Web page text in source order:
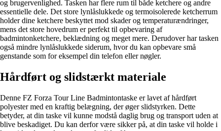
og brugervenlighed. Tasken har flere rum til både ketchere og andre
essentielle dele. Det store lynlåslukkede og termoisolerede ketcherrum
holder dine ketchere beskyttet mod skader og temperaturændringer,
mens det store hovedrum er perfekt til opbevaring af
badmintonketchere, beklædning og meget mere. Derudover har tasken
også mindre lynlåslukkede siderum, hvor du kan opbevare små
genstande som for eksempel din telefon eller nøgler.
Hårdført og slidstærkt materiale
Denne FZ Forza Tour Line Badmintontaske er lavet af hårdført
polyester med en kraftig belægning, der øger slidstyrken. Dette
betyder, at din taske vil kunne modstå daglig brug og transport uden at
blive beskadiget. Du kan derfor være sikker på, at din taske vil holde i